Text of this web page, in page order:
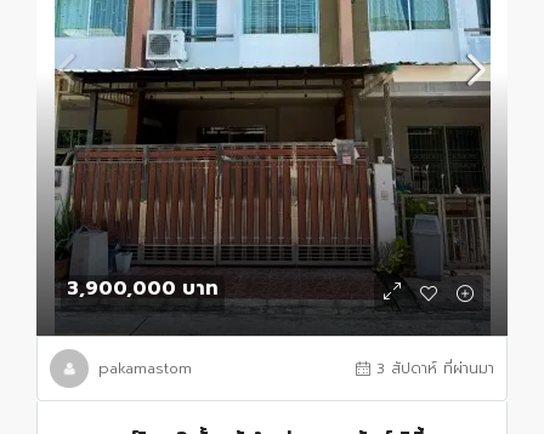
3,900,000 บาท
pakamastom 3 สัปดาห์ ที่ผ่านมา